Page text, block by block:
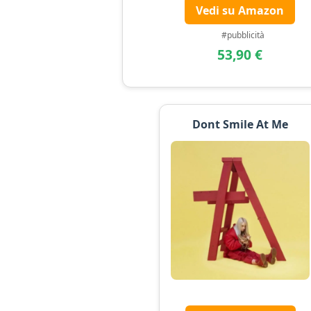
Vedi su Amazon
#pubblicità
53,90 €
Dont Smile At Me